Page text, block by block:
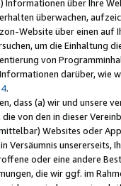
Informationen über Ihre
überwachen,
Website über einen
um die Einhaltung
von
darüber, wie
.
dass (a) wir und
von den in dieser
Websites oder
Versäumnis unsererseits,
oder eine andere
die wir ggf. im